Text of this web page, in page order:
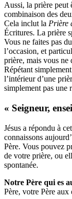
Aussi, la prière peut
combinaison des
Cela inclut la Prière
Écritures. La prière
Vous ne faites pas
l’occasion, et
prière, mais vous ne
Répétant
l’intérieur d’une
simplement pas une
« Seigneur,
Jésus a répondu à
connaissons
Père. Vous pouvez
de votre prière, ou
spontanée.
Notre Père qui es
Père, votre Père